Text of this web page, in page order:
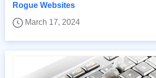
Rogue Websites
March 17, 2024